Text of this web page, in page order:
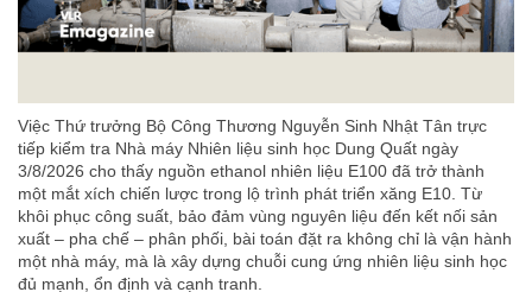
Việc Thứ trưởng Bộ Công Thương Nguyễn Sinh Nhật Tân trực
tiếp kiểm tra Nhà máy Nhiên liệu sinh học Dung Quất ngày
3/8/2026 cho thấy nguồn ethanol nhiên liệu E100 đã trở thành
một mắt xích chiến lược trong lộ trình phát triển xăng E10. Từ
khôi phục công suất, bảo đảm vùng nguyên liệu đến kết nối sản
xuất – pha chế – phân phối, bài toán đặt ra không chỉ là vận hành
một nhà máy, mà là xây dựng chuỗi cung ứng nhiên liệu sinh học
đủ mạnh, ổn định và cạnh tranh.